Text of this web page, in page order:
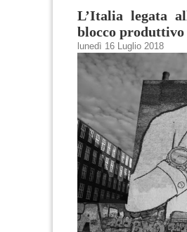
L’Italia legata
blocco produttivo
lunedì 16 Luglio 2018